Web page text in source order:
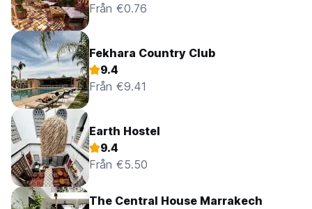
Från €0.76
Fekhara Country Club
9.4
Från €9.41
Earth Hostel
9.4
Från €5.50
The Central House Marrakech